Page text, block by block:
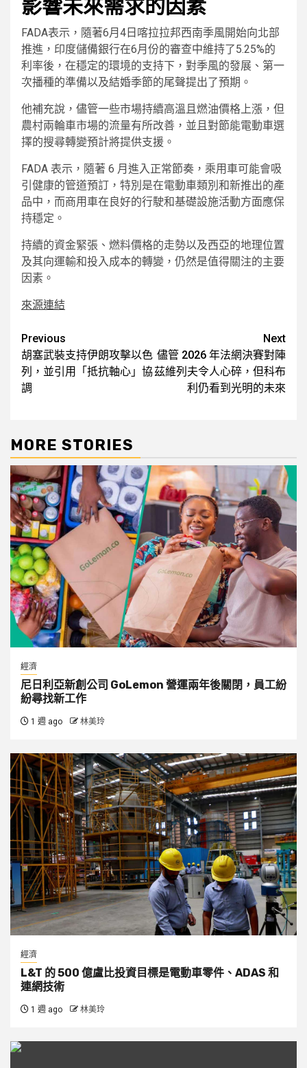
影響未來需求的因素
FADA表示，隨著6月4日喀拉拉邦西南季風開始向北部
推進，印度儲備銀行在6月份的審查中維持了5.25%的
利率後，在穩定的環境的支持下，對季風的發展、第一
次播種的準備以及結婚季節的尾聲提出了預期。
他補充說，儘管一些市場持續高溫且燃油價格上漲，但
農村兩輪車市場的流量有所改善，並且對節能電動車選
擇的搜尋轉變預計將提供支援。
FADA 表示，隨著 6 月進入正常節奏，乘用車可能會吸
引健康的管道預訂，特別是在電動車類別和新推出的產
品中，而商用車在良好的行駛和基礎設施活動方面應保
持穩定。
持續的資金緊張、燃料價格的走勢以及西亞的地理位置
及其向運輸和投入成本的轉變，仍然是值得關注的主要
因素。
來源連結
Post
navigation
Previous
胡塞武裝支持伊朗攻擊以色
列，並引用「抵抗軸心」協
調
Next
儘管 2026 年法網決賽對陣
茲維列夫令人心碎，但科布
利仍看到光明的未來
MORE STORIES
經濟
尼日利亞新創公司 GoLemon 營運兩年後關閉，員工紛
紛尋找新工作
1 週 ago 林美玲
經濟
L&T 的 500 億盧比投資目標是電動車零件、ADAS 和
連網技術
1 週 ago 林美玲